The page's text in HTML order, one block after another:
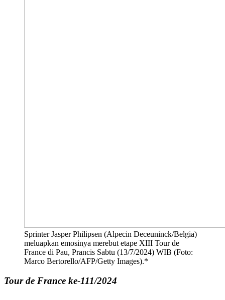
Sprinter Jasper Philipsen (Alpecin Deceuninck/Belgia)
meluapkan emosinya merebut etape XIII Tour de
France di Pau, Prancis Sabtu (13/7/2024) WIB (Foto:
Marco Bertorello/AFP/Getty Images).*
Tour de France ke-111/2024